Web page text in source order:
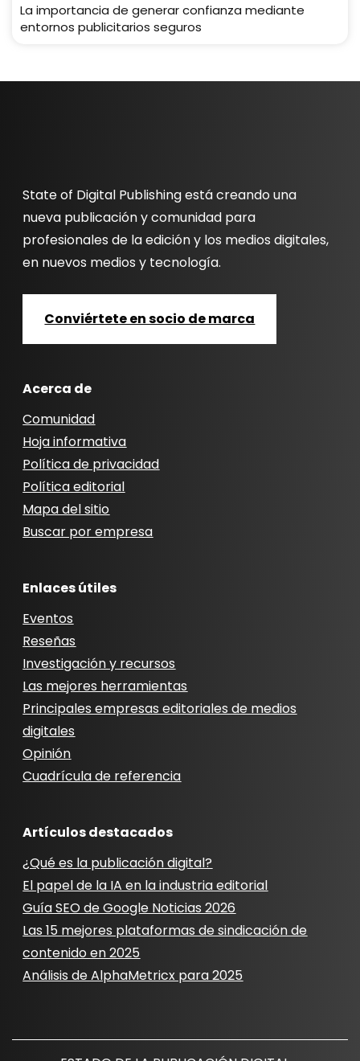
La importancia de generar confianza mediante
entornos publicitarios seguros
State of Digital Publishing está creando una
nueva publicación y comunidad para
profesionales de la edición y los medios digitales,
en nuevos medios y tecnología.
Conviértete en socio de marca
Acerca de
Comunidad
Hoja informativa
Política de privacidad
Política editorial
Mapa del sitio
Buscar por empresa
Enlaces útiles
Eventos
Reseñas
Investigación y recursos
Las mejores herramientas
Principales empresas editoriales de medios
digitales
Opinión
Cuadrícula de referencia
Artículos destacados
¿Qué es la publicación digital?
El papel de la IA en la industria editorial
Guía SEO de Google Noticias 2026
Las 15 mejores plataformas de sindicación de
contenido en 2025
Análisis de AlphaMetricx para 2025